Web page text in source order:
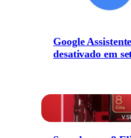
Google
desativado em